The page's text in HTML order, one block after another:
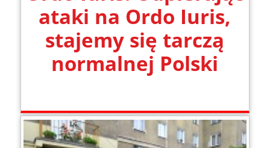
ataki na Ordo Iuris,
stajemy się tarczą
normalnej Polski